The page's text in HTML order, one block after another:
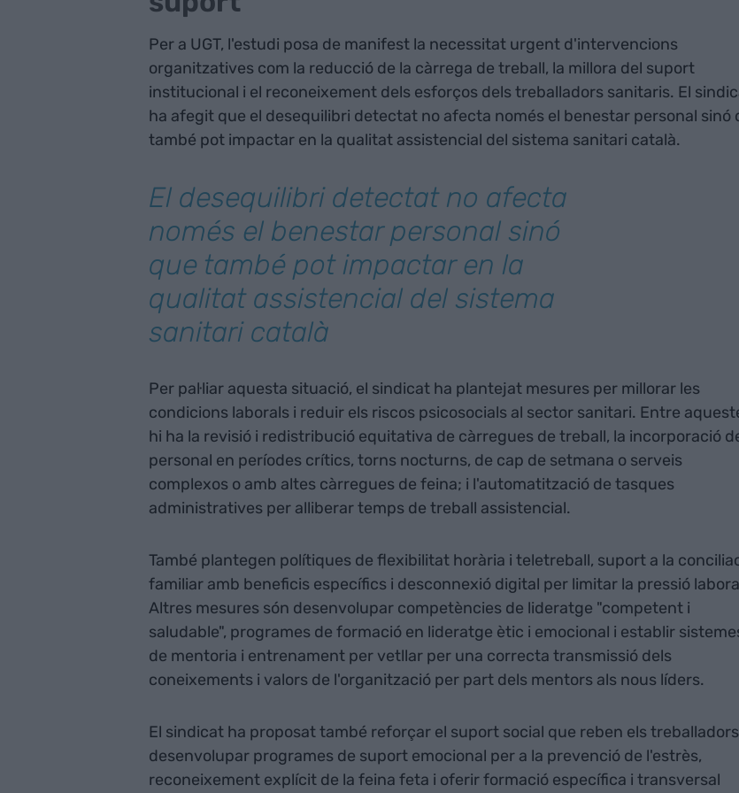
Per a UGT, l'estudi posa de manifest la necessitat urgent d'intervencions
organitzatives com la reducció de la càrrega de treball, la millora del suport
institucional i el reconeixement dels esforços dels treballadors sanitaris. El
ha afegit que el desequilibri detectat no afecta només el benestar personal sinó
també pot impactar en la qualitat assistencial del sistema sanitari català.
El desequilibri detectat no afecta
només el benestar personal sinó
que també pot impactar en la
qualitat assistencial del sistema
sanitari català
Per pal·liar aquesta situació, el sindicat ha plantejat mesures per millorar les
condicions laborals i reduir els riscos psicosocials al sector sanitari. Entre
hi ha la revisió i redistribució equitativa de càrregues de treball, la incorporació
personal en períodes crítics, torns nocturns, de cap de setmana o serveis
complexos o amb altes càrregues de feina; i l'automatització de tasques
administratives per alliberar temps de treball assistencial.
També plantegen polítiques de flexibilitat horària i teletreball, suport a la
familiar amb beneficis específics i desconnexió digital per limitar la pressió
Altres mesures són desenvolupar competències de lideratge "competent i
saludable", programes de formació en lideratge ètic i emocional i establir
de mentoria i entrenament per vetllar per una correcta transmissió dels
coneixements i valors de l'organització per part dels mentors als nous líders.
El sindicat ha proposat també reforçar el suport social que reben els
desenvolupar programes de suport emocional per a la prevenció de l'estrès,
reconeixement explícit de la feina feta i oferir formació específica i transversal